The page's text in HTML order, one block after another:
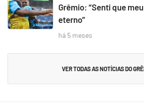
Grêmio: “Senti que
eterno”
há 5 meses
VER TODAS AS NOTÍCIAS DO